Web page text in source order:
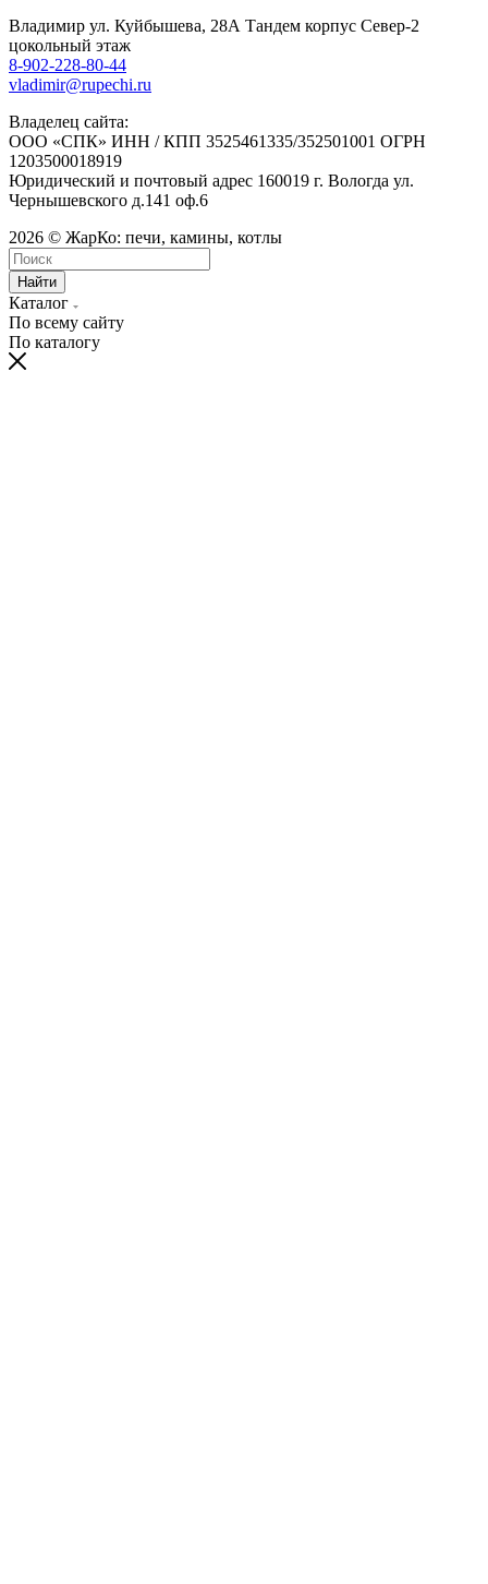
Владимир ул. Куйбышева, 28А Тандем корпус Север-2
цокольный этаж
8-902-228-80-44
vladimir@rupechi.ru
Владелец сайта:
ООО «СПК» ИНН / КПП 3525461335/352501001 ОГРН
1203500018919
Юридический и почтовый адрес 160019 г. Вологда ул.
Чернышевского д.141 оф.6
2026 © ЖарКо: печи, камины, котлы
Найти
Каталог
По всему сайту
По каталогу